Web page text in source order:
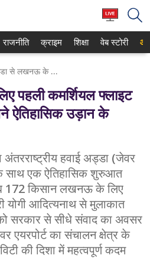
राजनीति क्राइम शिक्षा वेब स्टोरी
नोएडा से लखनऊ के लिए पहली कमर्शियल फ्लाइट रवाना, 172 किसान बने ऐतिहासिक उड़ान के सहभागी
पहली कमर्शियल फ्लाइट
ऐतिहासिक उड़ान के
अंतरराष्ट्रीय हवाई अड्डा (जेवर
साथ एक ऐतिहासिक शुरुआत
172 किसान लखनऊ के लिए
योगी आदित्यनाथ से मुलाकात
सरकार से सीधे संवाद का अवसर
एयरपोर्ट का संचालन क्षेत्र के
की दिशा में महत्वपूर्ण कदम